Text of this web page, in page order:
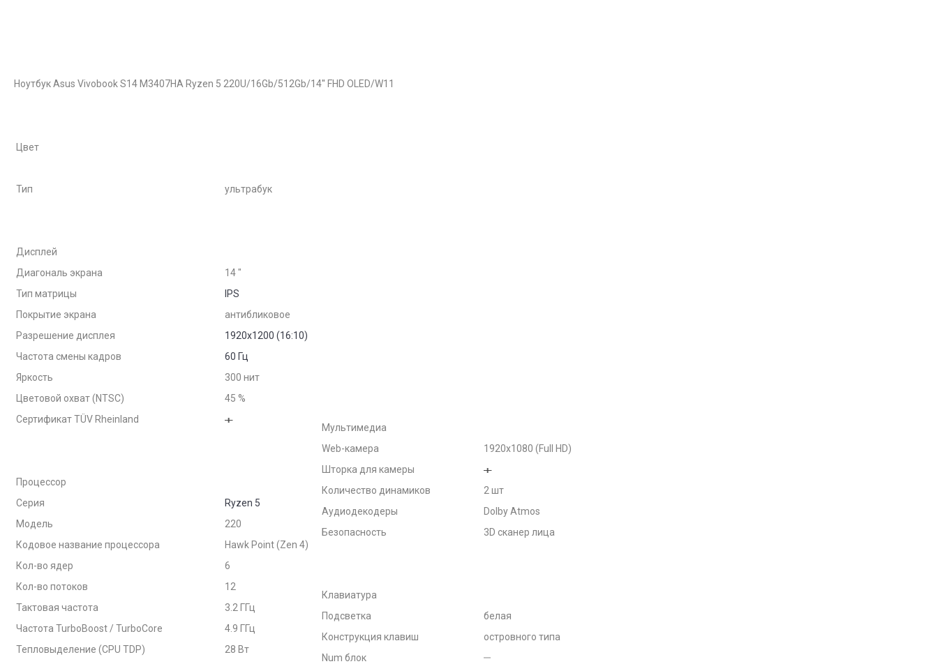
Ноутбук Asus Vivobook S14 M3407HA Ryzen 5 220U/16Gb/512Gb/14'' FHD OLED/W11
Цвет
Тип ультрабук
Дисплей
Диагональ экрана
14 "
Тип матрицы
IPS
Покрытие экрана
антибликовое
Разрешение дисплея
1920x1200 (16:10)
Частота смены кадров
60 Гц
Яркость
300 нит
Цветовой охват (NTSC)
45 %
Сертификат TÜV Rheinland
Процессор
Серия
Ryzen 5
Модель
220
Кодовое название процессора
Hawk Point (Zen 4)
Кол-во ядер
6
Кол-во потоков
12
Тактовая частота
3.2 ГГц
Частота TurboBoost / TurboCore
4.9 ГГц
Тепловыделение (CPU TDP)
28 Вт
Мультимедиа
Web-камера
1920x1080 (Full HD)
Шторка для камеры
Количество динамиков
2 шт
Аудиодекодеры
Dolby Atmos
Безопасность
3D сканер лица
Клавиатура
Подсветка
белая
Конструкция клавиш
островного типа
Num блок